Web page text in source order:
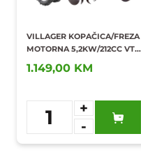
VILLAGER KOPAČICA/FREZA
MOTORNA 5,2KW/212CC VTB
842 PRIME
1.149,00 KM
1
+
-
Dodaj u
omiljene